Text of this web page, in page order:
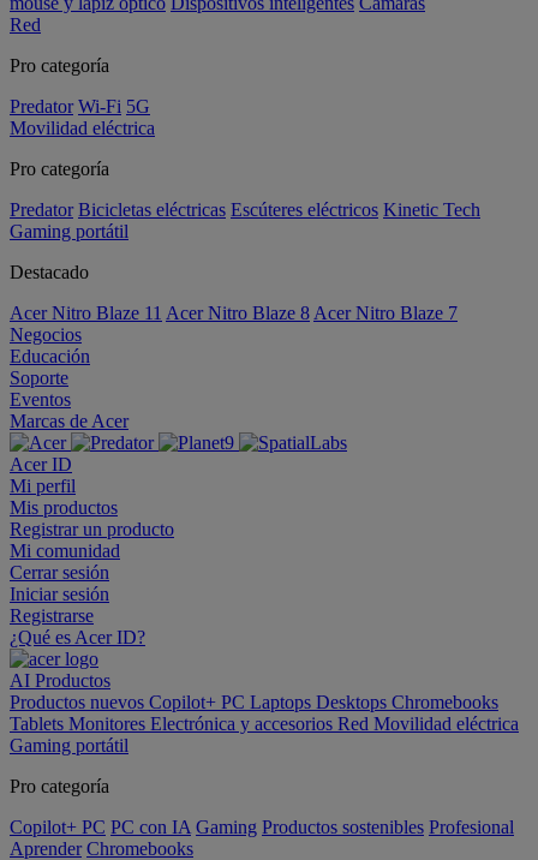
Red
Pro categoría
Predator Wi-Fi 5G
Movilidad eléctrica
Pro categoría
Predator Bicicletas eléctricas Escúteres eléctricos Kinetic Tech
Gaming portátil
Destacado
Acer Nitro Blaze 11 Acer Nitro Blaze 8 Acer Nitro Blaze 7
Negocios
Educación
Soporte
Eventos
Marcas de Acer
Acer ID
Mi perfil
Mis productos
Registrar un producto
Mi comunidad
Cerrar sesión
Iniciar sesión
Registrarse
¿Qué es Acer ID?
AI Productos
Productos nuevos Copilot+ PC Laptops Desktops Chromebooks
Tablets Monitores Electrónica y accesorios Red Movilidad eléctrica
Gaming portátil
Pro categoría
Copilot+ PC PC con IA Gaming Productos sostenibles Profesional
Aprender Chromebooks